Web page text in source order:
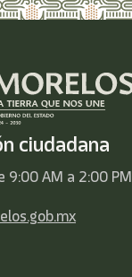
ciudadana
9:00 AM a 2:00 PM